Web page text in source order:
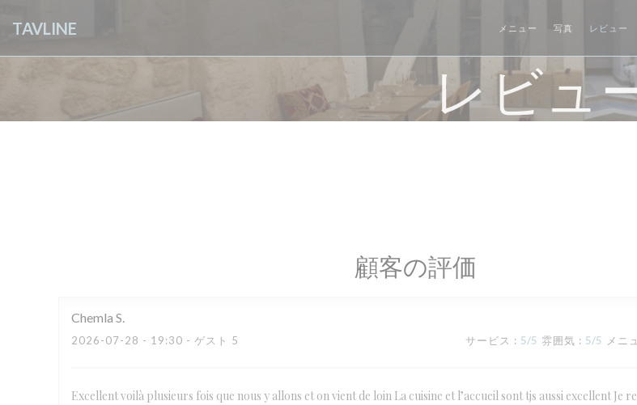
TAVLINE メニュー 写真 レビュー
レビュ
顧客の評価
Chemla S
2026-07-28 - 19:30 - ゲスト 5 サービス : 5/5 雰囲気 : 5/5 メニ
Excellent voilà plusieurs fois que nous y allons et on vient de loin La cuisine et l’accueil sont tjs aussi excellent Je